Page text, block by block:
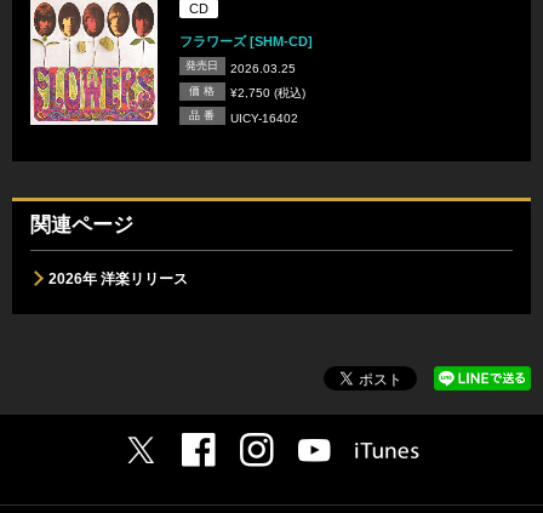
CD
フラワーズ [SHM-CD]
発売日 2026.03.25
価 格 ¥2,750 (税込)
品 番 UICY-16402
関連ページ
2026年 洋楽リリース